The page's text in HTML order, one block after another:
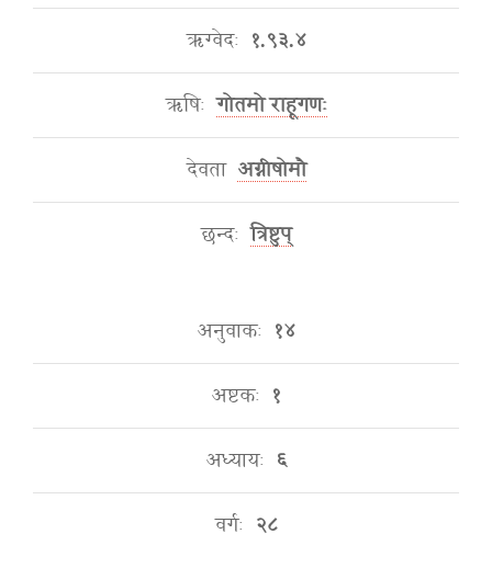
ऋग्वेदः १.९३.४
ऋषिः गोतमो राहूगणः
देवता अग्नीषोमौ
छन्दः त्रिष्टुप्
अनुवाकः १४
अष्टकः १
अध्यायः ६
वर्गः २८